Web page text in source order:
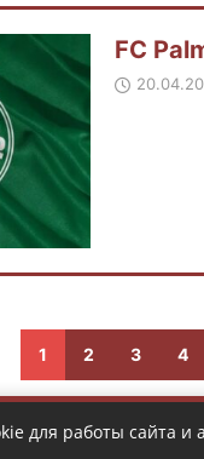
FC
1 2 3 4
для работы сайта и